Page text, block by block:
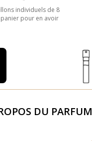
individuels de 8
pour en avoir
DU PARFUM